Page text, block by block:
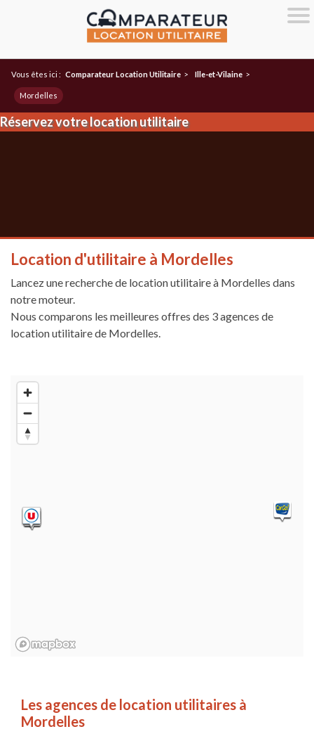
Vous êtes ici : Comparateur Location Utilitaire > Ille-et-Vilaine >
Mordelles
Réservez votre location utilitaire
Location d'utilitaire à Mordelles
Lancez une recherche de location utilitaire à Mordelles dans
notre moteur.
Nous comparons les meilleures offres des 3 agences de
location utilitaire de Mordelles.
Les agences de location utilitaires à
Mordelles